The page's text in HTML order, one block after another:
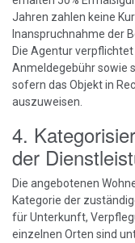
Jahren zahlen keine
Inanspruchnahme der
Die Agentur
Anmeldegebühr sowie
sofern das Objekt in
auszuweisen.
4.
der
Die angebotenen
Kategorie der
für Unterkunft,
einzelnen Orten sind